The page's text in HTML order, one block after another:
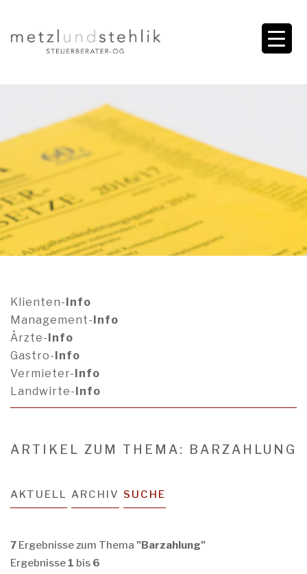
Klienten-Info
Management-Info
Ärzte-Info
Gastro-Info
Vermieter-Info
Landwirte-Info
ARTIKEL ZUM THEMA: BARZAHLUNG
AKTUELL ARCHIV SUCHE
7 Ergebnisse zum Thema "Barzahlung"
Ergebnisse 1 bis 6